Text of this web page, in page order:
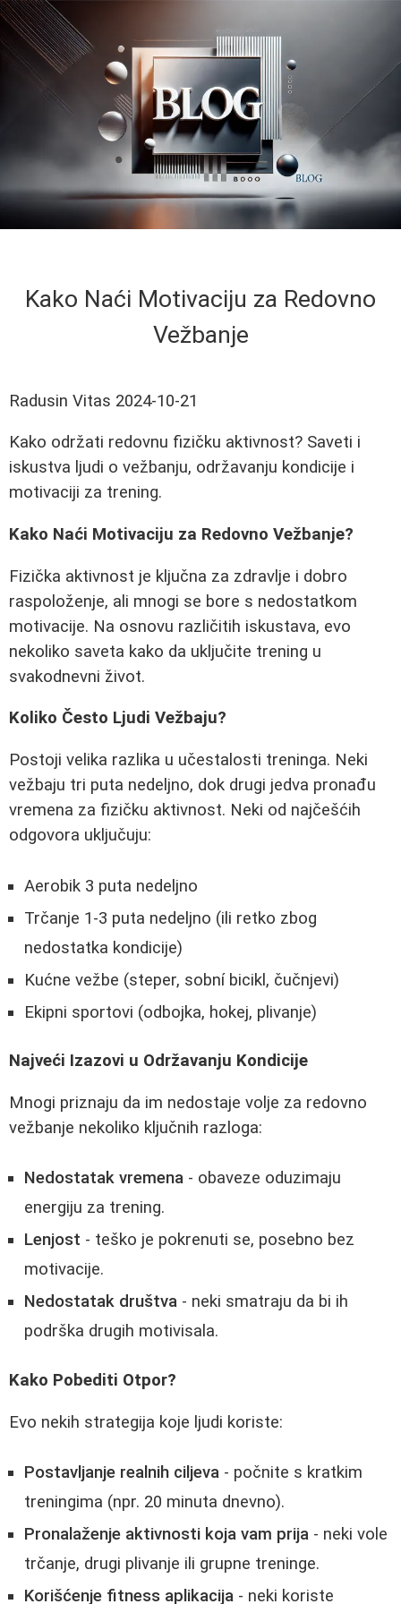
Kako Naći Motivaciju za Redovno
Vežbanje
Radusin Vitas 2024-10-21
Kako održati redovnu fizičku aktivnost? Saveti i
iskustva ljudi o vežbanju, održavanju kondicije i
motivaciji za trening.
Kako Naći Motivaciju za Redovno Vežbanje?
Fizička aktivnost je ključna za zdravlje i dobro
raspoloženje, ali mnogi se bore s nedostatkom
motivacije. Na osnovu različitih iskustava, evo
nekoliko saveta kako da uključite trening u
svakodnevni život.
Koliko Često Ljudi Vežbaju?
Postoji velika razlika u učestalosti treninga. Neki
vežbaju tri puta nedeljno, dok drugi jedva pronađu
vremena za fizičku aktivnost. Neki od najčešćih
odgovora uključuju:
Aerobik 3 puta nedeljno
Trčanje 1-3 puta nedeljno (ili retko zbog
nedostatka kondicije)
Kućne vežbe (steper, sobní bicikl, čučnjevi)
Ekipni sportovi (odbojka, hokej, plivanje)
Najveći Izazovi u Održavanju Kondicije
Mnogi priznaju da im nedostaje volje za redovno
vežbanje nekoliko ključnih razloga:
Nedostatak vremena - obaveze oduzimaju
energiju za trening.
Lenjost - teško je pokrenuti se, posebno bez
motivacije.
Nedostatak društva - neki smatraju da bi ih
podrška drugih motivisala.
Kako Pobediti Otpor?
Evo nekih strategija koje ljudi koriste:
Postavljanje realnih ciljeva - počnite s kratkim
treningima (npr. 20 minuta dnevno).
Pronalaženje aktivnosti koja vam prija - neki vole
trčanje, drugi plivanje ili grupne treninge.
Korišćenje fitness aplikacija - neki koriste